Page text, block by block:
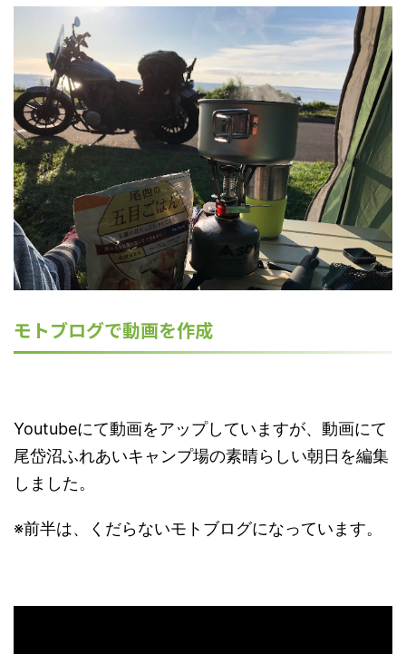
モトブログで動画を作成
Youtubeにて動画をアップしていますが、動画にて
尾岱沼ふれあいキャンプ場の素晴らしい朝日を編集
しました。
※前半は、くだらないモトブログになっています。